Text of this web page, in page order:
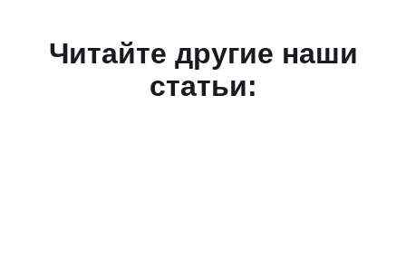
Читайте другие наши
статьи: